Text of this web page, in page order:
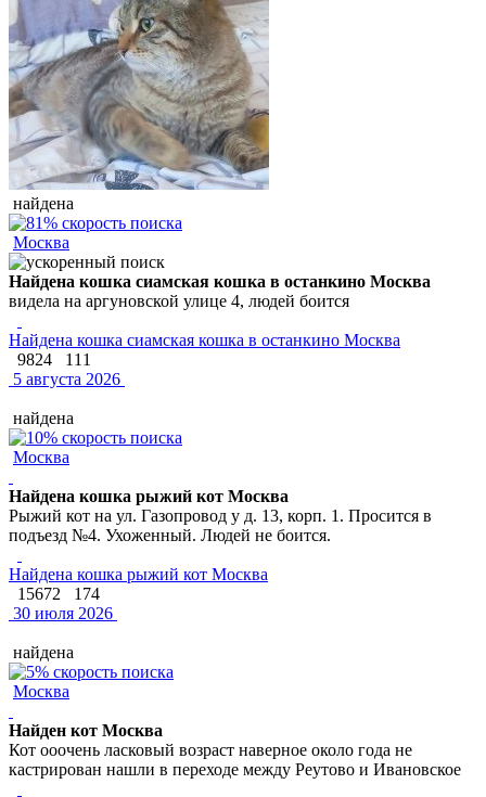
найдена
Москва
Найдена кошка сиамская кошка в останкино Москва
видела на аргуновской улице 4, людей боится
Найдена кошка сиамская кошка в останкино Москва
9824
111
5 августа 2026
найдена
Москва
Найдена кошка рыжий кот Москва
Рыжий кот на ул. Газопровод у д. 13, корп. 1. Просится в
подъезд №4. Ухоженный. Людей не боится.
Найдена кошка рыжий кот Москва
15672
174
30 июля 2026
найдена
Москва
Найден кот Москва
Кот ооочень ласковый возраст наверное около года не
кастрирован нашли в переходе между Реутово и Ивановское